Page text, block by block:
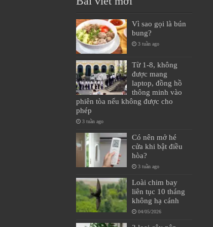
Vì sao gọi là bún
bung?
3 tuần ago
Từ 1-8, không
được mang
laptop, đồng hồ
thông minh vào
phiên tòa nếu không được cho
phép
3 tuần ago
Có nên mở hé
cửa khi bật điều
hòa?
3 tuần ago
Loài chim bay
liên tục 10 tháng
không hạ cánh
04/05/2026